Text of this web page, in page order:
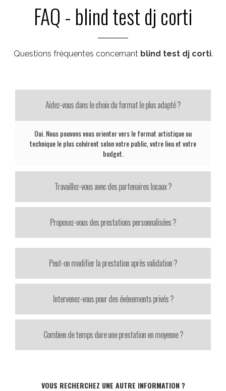
FAQ - blind test dj corti
Questions fréquentes concernant blind test dj corti.
Aidez-vous dans le choix du format le plus adapté ?
Oui. Nous pouvons vous orienter vers le format artistique ou
technique le plus cohérent selon votre public, votre lieu et votre
budget.
Travaillez-vous avec des partenaires locaux ?
Proposez-vous des prestations personnalisées ?
Peut-on modifier la prestation après validation ?
Intervenez-vous pour des événements privés ?
Combien de temps dure une prestation en moyenne ?
VOUS RECHERCHEZ UNE AUTRE INFORMATION ?